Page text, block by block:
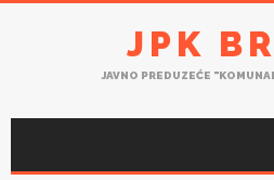
JPK
JAVNO PREDUZEĆE